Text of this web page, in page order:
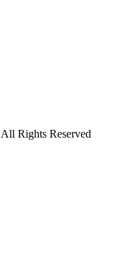
Rights Reserved